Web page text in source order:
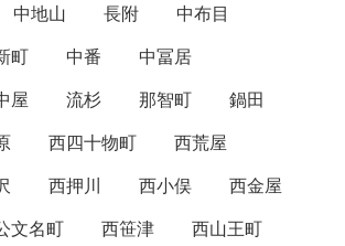
中地山 長附
中布目
町 中番
中冨居
屋 流杉 那智町
鍋田
西四十物町
西荒屋
西押川 西小俣
西金屋
文名町 西笹津
西山王町